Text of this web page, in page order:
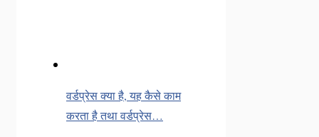
वर्डप्रेस क्या है, यह कैसे काम
करता है तथा वर्डप्रेस…